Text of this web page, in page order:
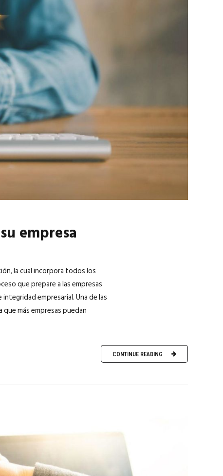
empresa
la cual incorpora todos los
que prepare a las empresas
empresarial. Una de las
más empresas puedan
CONTINUE READING